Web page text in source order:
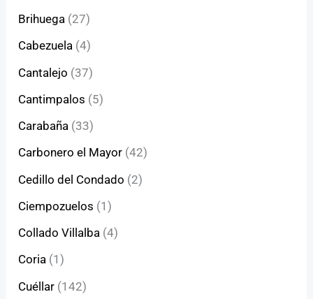
Brihuega (27)
Cabezuela (4)
Cantalejo (37)
Cantimpalos (5)
Carabaña (33)
Carbonero el Mayor (42)
Cedillo del Condado (2)
Ciempozuelos (1)
Collado Villalba (4)
Coria (1)
Cuéllar (142)